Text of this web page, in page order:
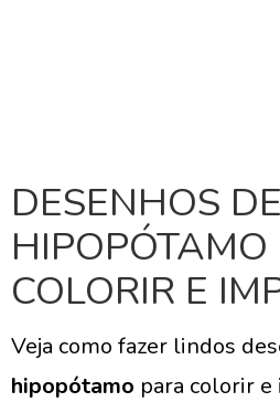
DESENHOS DE
COLORIR E
Veja como fazer lindos
hipopótamo para colorir